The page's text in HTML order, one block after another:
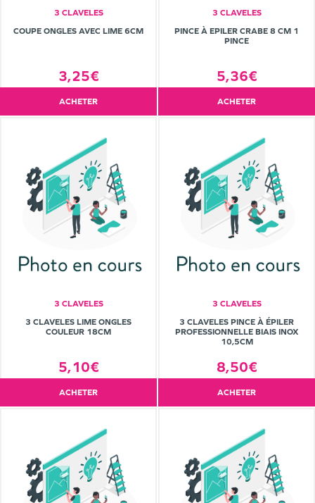
3 CLAVELES
COUPE ONGLES AVEC LIME 6CM
3,25€
ACHETER
3 CLAVELES
PINCE À EPILER CRABE 8 CM 1
PINCE
5,36€
ACHETER
3 CLAVELES
3 CLAVELES LIME ONGLES
COULEUR 18CM
5,10€
ACHETER
3 CLAVELES
3 CLAVELES PINCE À ÉPILER
PROFESSIONNELLE BIAIS INOX
10,5CM
8,50€
ACHETER